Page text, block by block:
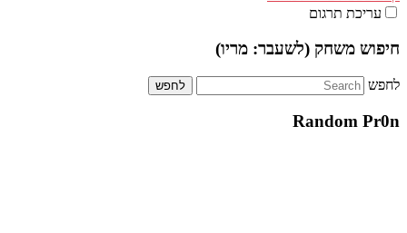
עריכת תרגום
חיפוש משחק (לשעבר: מריו)
לחפש
Random Pr0n